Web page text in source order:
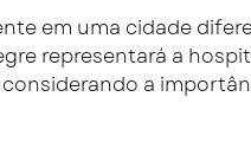
em uma cidade
representará a
a